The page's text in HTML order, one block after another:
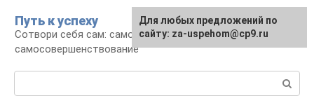
контенту
Путь к успеху
Сотвори себя сам: саморазвитие и
самосовершенствование
Для любых предложений по
сайту: za-uspehom@cp9.ru